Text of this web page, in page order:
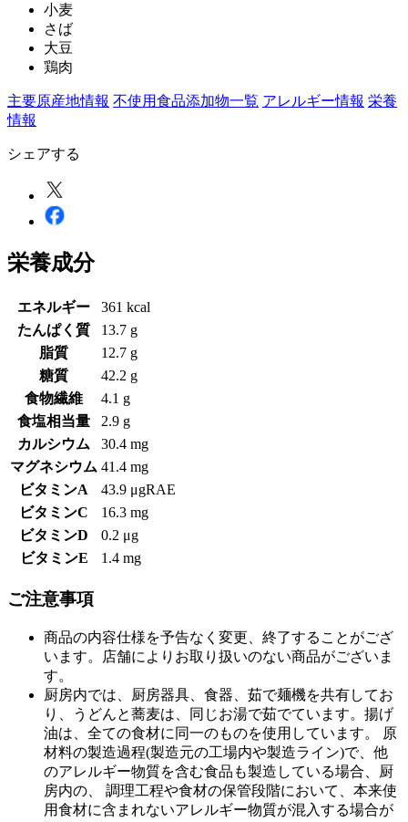
小麦
さば
大豆
鶏肉
主要原産地情報 不使用食品添加物一覧 アレルギー情報 栄養
情報
シェアする
栄養成分
エネルギー
361 kcal
たんぱく質
13.7 g
脂質
12.7 g
糖質
42.2 g
食物繊維
4.1 g
食塩相当量
2.9 g
カルシウム
30.4 mg
マグネシウム 41.4 mg
ビタミンA
43.9 μgRAE
ビタミンC
16.3 mg
ビタミンD
0.2 μg
ビタミンE
1.4 mg
ご注意事項
商品の内容仕様を予告なく変更、終了することがござ
います。店舗によりお取り扱いのない商品がございま
す。
厨房内では、厨房器具、食器、茹で麺機を共有してお
り、うどんと蕎麦は、同じお湯で茹でています。揚げ
油は、全ての食材に同一のものを使用しています。 原
材料の製造過程(製造元の工場内や製造ライン)で、他
のアレルギー物質を含む食品も製造している場合、厨
房内の、 調理工程や食材の保管段階において、本来使
用食材に含まれないアレルギー物質が混入する場合が